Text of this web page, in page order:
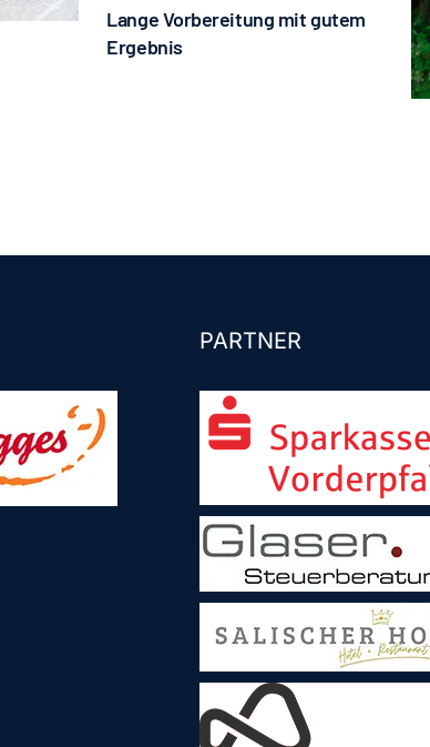
Lange Vorbereitung mit gutem
Ergebnis
PARTNER